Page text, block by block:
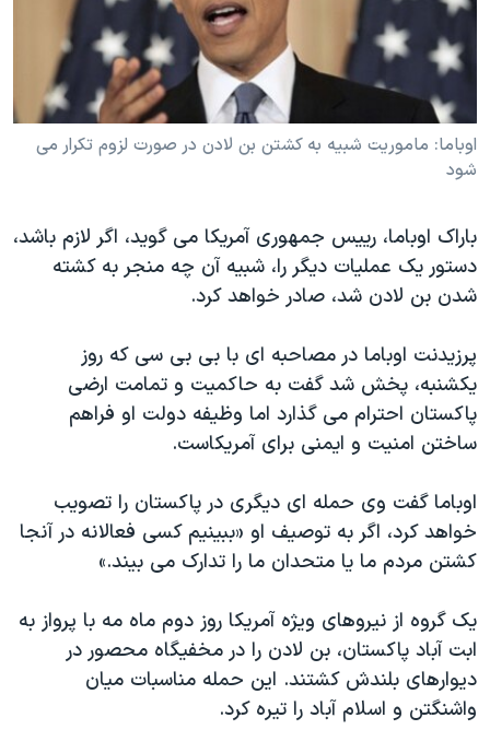
فرهنگ و زندگی
حقوق شهروندی
اقتصادی
علم و فناوری
اسرائیل در جنگ
آرشیو پخش زنده
مستندها
انتخابات ریاست جمهوری آمریکا ۲۰۲۴
حمله جمهوری اسلامی به اسرائیل
رمز مهسا
ورزش زنان در ایران
مجموعه مستندهای دادخواهی
تریبونال مردمی آبان ۹۸
چهل سال گروگان‌گیری
قانون شفافیت دارائی کادر رهبری ایران
اعتراضات مردمی آبان ۹۸
اسرائیل در جنگ
نرگس محمدی برنده جایزه نوبل صلح
همایش محافظه‌کاران آمریکا «سی‌پک»
صفحه‌های ویژه
سفر پرزیدنت ترامپ به چین
دنبال کنید
زبانهای مختلف
اوباما: ماموريت شبیه به کشتن بن لادن در صورت لزوم تکرار می
شود
باراک اوباما، رییس جمهوری آمریکا می گوید، اگر لازم باشد،
دستور یک عملیات دیگر را، شبیه آن چه منجر به کشته
شدن بن لادن شد، صادر خواهد کرد.
پرزيدنت اوباما در مصاحبه ای با بی بی سی که روز
يکشنبه، پخش شد گفت به حاکميت و تمامت ارضی
پاکستان احترام می گذارد اما وظيفه دولت او فراهم
ساختن امنيت و ايمنی برای آمريکاست.
اوباما گفت وی حمله ای ديگری در پاکستان را تصويب
خواهد کرد، اگر به توصيف او «ببينيم کسی فعالانه در آنجا
کشتن مردم ما يا متحدان ما را تدارک می بيند.»
يک گروه از نيروهای ويژه آمريکا روز دوم ماه مه با پرواز به
ابت آباد پاکستان، بن لادن را در مخفيگاه محصور در
ديوارهای بلندش کشتند. اين حمله مناسبات ميان
واشنگتن و اسلام آباد را تيره کرد.